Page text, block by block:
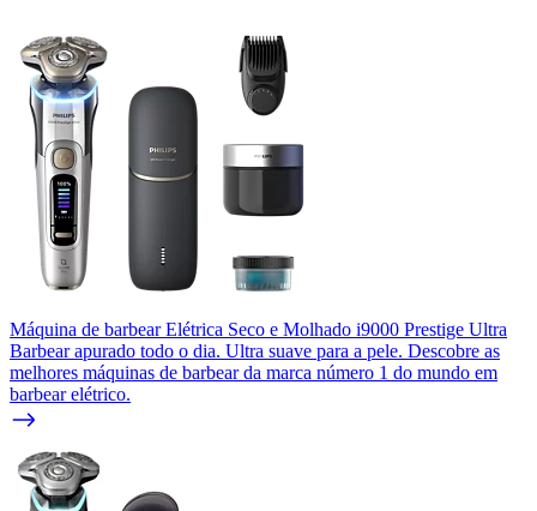
Máquina de barbear Elétrica Seco e Molhado i9000 Prestige Ultra
Barbear apurado todo o dia. Ultra suave para a pele. Descobre as
melhores máquinas de barbear da marca número 1 do mundo em
barbear elétrico.